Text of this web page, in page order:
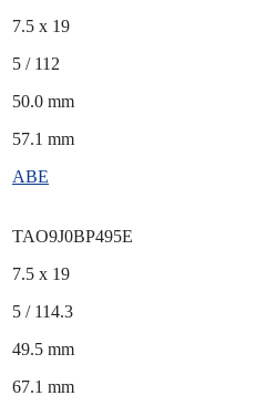
7.5 x 19
5 / 112
50.0 mm
57.1 mm
ABE
TAO9J0BP495E
7.5 x 19
5 / 114.3
49.5 mm
67.1 mm